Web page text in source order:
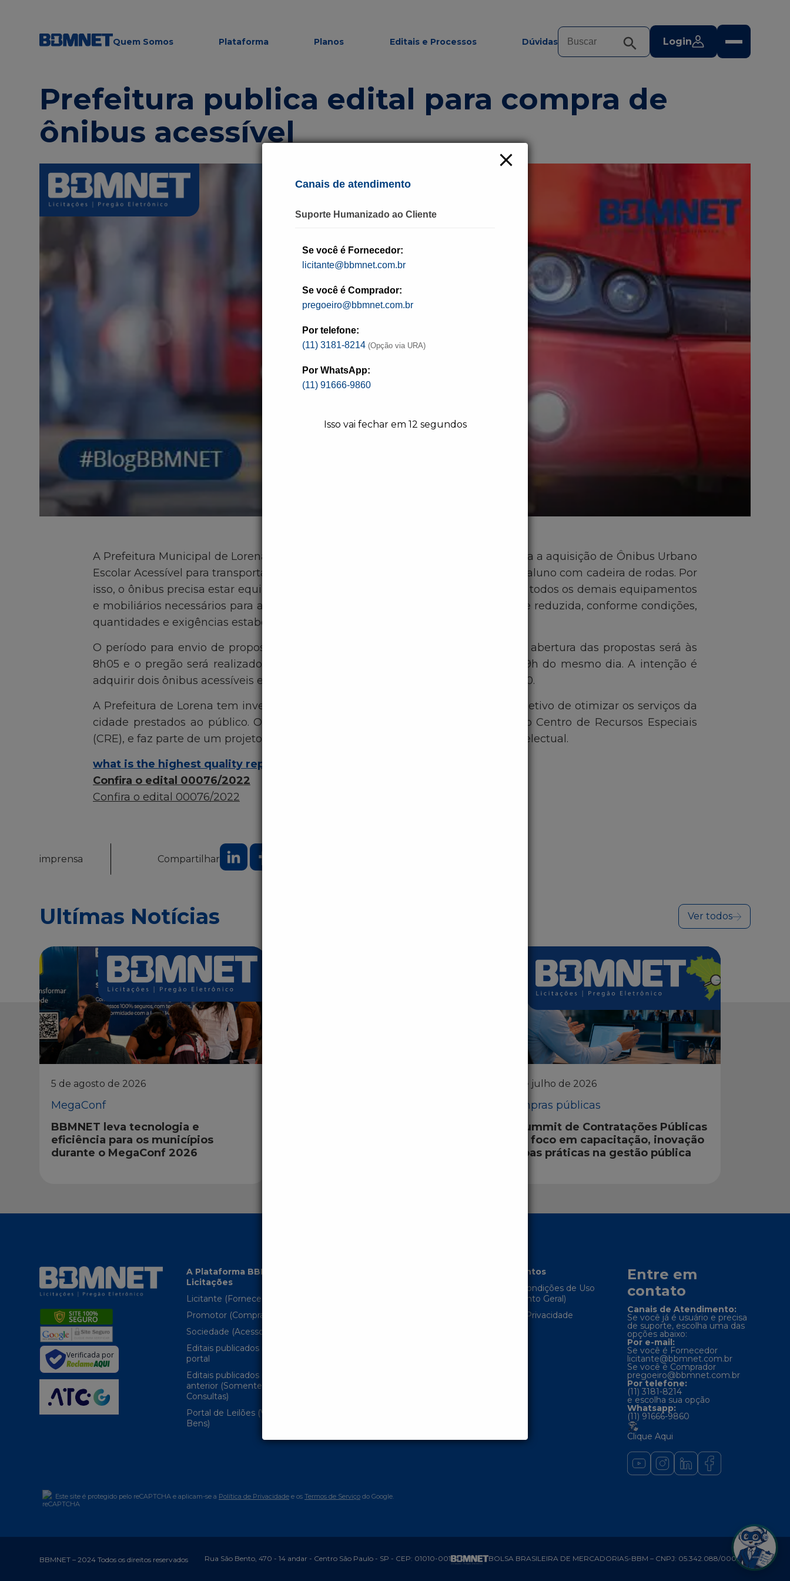
Quem Somos Plataforma Planos Editais e Processos Dúvidas Login
Prefeitura publica edital para compra de
ônibus acessível
A Prefeitura Municipal de Lorena, no interior de São Paulo, publicou um edital para a aquisição de Ônibus Urbano
Escolar Acessível para transportar 31 trinta e um passageiros sentados e mais um aluno com cadeira de rodas. Por
isso, o ônibus precisa estar equipado com plataforma elevatória veicular, além de todos os demais equipamentos
e mobiliários necessários para apoio a passageiros com deficiência ou mobilidade reduzida, conforme condições,
quantidades e exigências estabelecidas no edital.
O período para envio de propostas já começou e segue até o dia 8 de março. A abertura das propostas será às
8h05 e o pregão será realizado por meio da plataforma BBMNET Licitações às 9h do mesmo dia. A intenção é
adquirir dois ônibus acessíveis e o valor total inicial da proposta é de R$ 508.900,00.
A Prefeitura de Lorena tem investido na renovação da frota municipal, com o objetivo de otimizar os serviços da
cidade prestados ao público. Os ônibus terão a função de transportar alunos do Centro de Recursos Especiais
(CRE), e faz parte de um projeto que atende alunos com deficiência física e/ou intelectual.
what is the highest quality replica watch
Confira o edital 00076/2022
Confira o edital 00076/2022
imprensa Compartilhar
Ultímas Notícias Ver todos
5 de agosto de 2026
MegaConf
BBMNET leva tecnologia e
eficiência para os municípios
durante o MegaConf 2026
15 de julho de 2026
Compras públicas
1º Summit de Contratações Públicas
terá foco em capacitação, inovação
e boas práticas na gestão pública
Verificada por
A Plataforma BBMNET
Licitações
Licitante (Fornecedor)
Promotor (Comprador)
Sociedade (Acesso Cidadão)
Editais publicados neste
portal
Editais publicados no sistema
anterior (Somente para
Consultas)
Portal de Leilões (Venda de
Bens)
Regulamentos
Termos e Condições de Uso
(Regulamento Geral)
Política de Privacidade
Entre em
contato
Canais de Atendimento:
Se você já é usuário e precisa
de suporte, escolha uma das
opções abaixo:
Por e-mail:
Se você é Fornecedor
licitante@bbmnet.com.br
Se você é Comprador
pregoeiro@bbmnet.com.br
Por telefone:
(11) 3181-8214
e escolha sua opção
Whatsapp:
(11) 91666-9860
Clique Aqui
Este site é protegido pelo reCAPTCHA e aplicam-se a Política de Privacidade e os Termos de Serviço do Google.
BBMNET – 2024 Todos os direitos reservados Rua São Bento, 470 - 14 andar - Centro São Paulo - SP - CEP: 01010-001 BOLSA BRASILEIRA DE MERCADORIAS-BBM – CNPJ: 05.342.088/0001-43
Canais de atendimento
Suporte Humanizado ao Cliente
Se você é Fornecedor:
licitante@bbmnet.com.br
Se você é Comprador:
pregoeiro@bbmnet.com.br
Por telefone:
(11) 3181-8214 (Opção via URA)
Por WhatsApp:
(11) 91666-9860
Isso vai fechar em11segundos